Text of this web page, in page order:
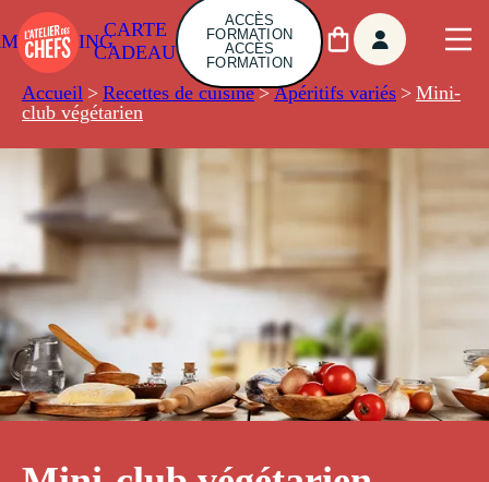
CARTE
CADEAU
ACCÈS
FORMATION
ACCÈS
FORMATION
Accueil > Recettes de cuisine > Apéritifs variés > Mini-
club végétarien